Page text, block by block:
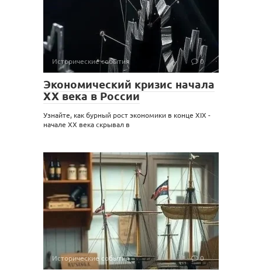
Исторические события 0
Экономический кризис начала
XX века в России
Узнайте, как бурный рост экономики в конце XIX -
начале XX века скрывал в
Исторические события 0